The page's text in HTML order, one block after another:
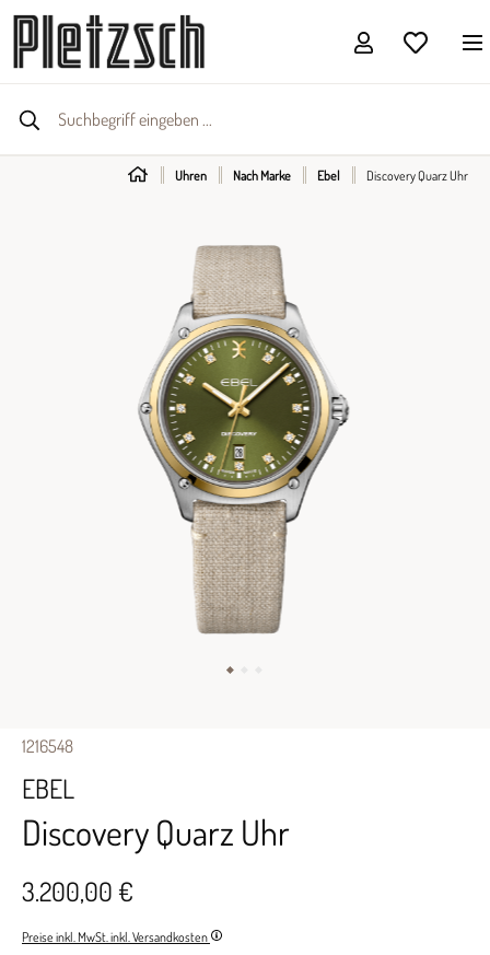
Uhren Nach Marke Ebel Discovery Quarz Uhr
1216548
EBEL
Discovery Quarz Uhr
3.200,00 €
Preise inkl. MwSt. inkl. Versandkosten